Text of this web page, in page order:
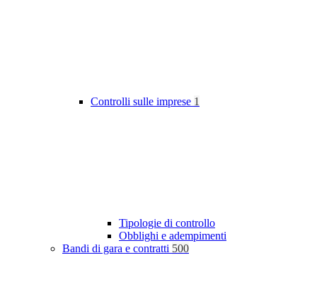
Controlli sulle imprese 1
Tipologie di controllo
Obblighi e adempimenti
Bandi di gara e contratti 500